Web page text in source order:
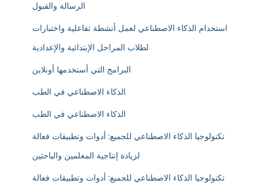
الرسالة والقبول
استخدام الذكاء الاصطناعي لعمل أنشطة تفاعلية واختبارات
لطلاب المراحل الإبتدائية والإعدادية
البرامج التي أستخدمها أونلاين
الذكاء الاصطناعي في الطب
الذكاء الاصطناعي في الطب
تكنولوجيا الذكاء الاصطناعي للجميع: أدوات وتطبيقات فعالة
لزيادة إنتاجية المعلمين والباحثين
تكنولوجيا الذكاء الاصطناعي للجميع: أدوات وتطبيقات فعالة